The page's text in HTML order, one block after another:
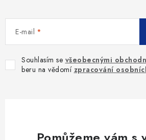
E-mail
Souhlasím se všeobecnými
beru na vědomí zpracování